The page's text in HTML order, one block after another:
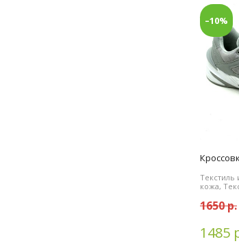
–10%
Текстиль
кожа,
1650 р.
1485